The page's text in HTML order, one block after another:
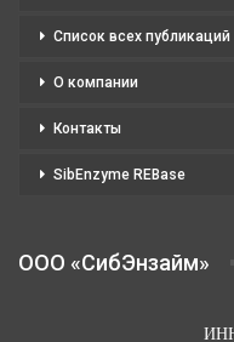
Список всех публикаций
О компании
Контакты
SibEnzyme REBase
OOO «СибЭнзайм»